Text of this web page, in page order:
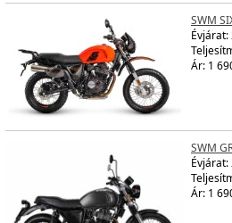
SWM
Évjárat:
Ár: 1
SWM
Évjárat:
Ár: 1